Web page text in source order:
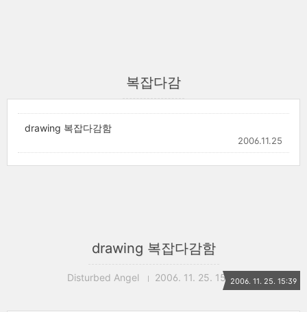
복잡다감
drawing 복잡다감함
2006.11.25
drawing 복잡다감함
Disturbed Angel 2006. 11. 25. 15:392006. 11. 25. 15:39